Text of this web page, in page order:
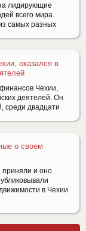
лидирующие
всего мира.
самых разных
оказался в
Чехии,
деятелей. Он
среди двадцати
о своем
приняли и оно
в Чехии